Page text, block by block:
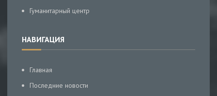
Гуманитарный центр
НАВИГАЦИЯ
Главная
Последние новости